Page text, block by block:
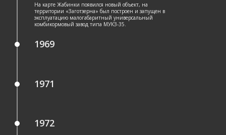
На карте Жабинки появился новый объект, на
территории «Заготзерна» был построен и запущен в
эксплуатацию малогабаритный универсальный
комбикормовый завод типа МУКЗ-35.
1969
1971
1972